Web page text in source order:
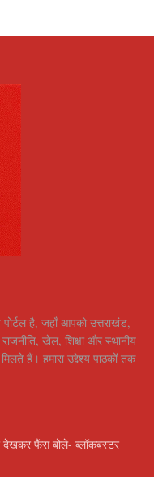
है, जहाँ आपको उत्तराखंड,
खेल, शिक्षा और स्थानीय
हैं। हमारा उद्देश्य पाठकों तक
देखकर फैंस बोले- ब्लॉकबस्टर